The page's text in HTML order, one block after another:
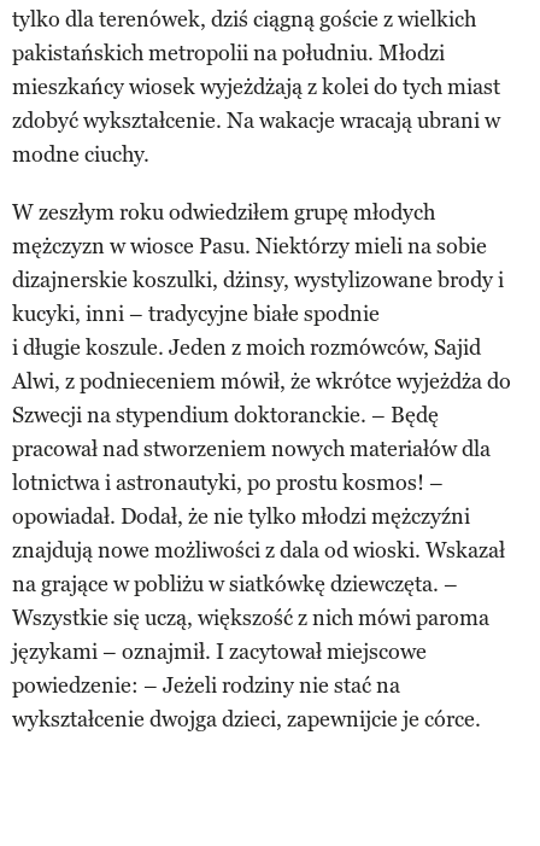
tylko dla terenówek, dziś ciągną goście z wielkich
pakistańskich metropolii na południu. Młodzi
mieszkańcy wiosek wyjeżdżają z kolei do tych miast
zdobyć wykształcenie. Na wakacje wracają ubrani w
modne ciuchy.
W zeszłym roku odwiedziłem grupę młodych
mężczyzn w wiosce Pasu. Niektórzy mieli na sobie
dizajnerskie koszulki, dżinsy, wystylizowane brody i
kucyki, inni – tradycyjne białe spodnie
i długie koszule. Jeden z moich rozmówców, Sajid
Alwi, z podnieceniem mówił, że wkrótce wyjeżdża do
Szwecji na stypendium doktoranckie. – Będę
pracował nad stworzeniem nowych materiałów dla
lotnictwa i astronautyki, po prostu kosmos! –
opowiadał. Dodał, że nie tylko młodzi mężczyźni
znajdują nowe możliwości z dala od wioski. Wskazał
na grające w pobliżu w siatkówkę dziewczęta. –
Wszystkie się uczą, większość z nich mówi paroma
językami – oznajmił. I zacytował miejscowe
powiedzenie: – Jeżeli rodziny nie stać na
wykształcenie dwojga dzieci, zapewnijcie je córce.